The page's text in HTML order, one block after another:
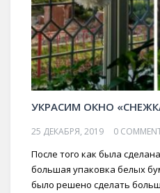
УКРАСИМ ОКНО
25 ДЕКАБРЯ, 2019 0
После того как была
большая упаковка белых
было решено сделать